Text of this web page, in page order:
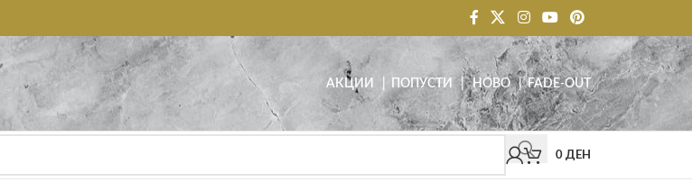
АКЦИИ | ПОПУСТИ |НОВО|FADE-OUT
0 ДЕН